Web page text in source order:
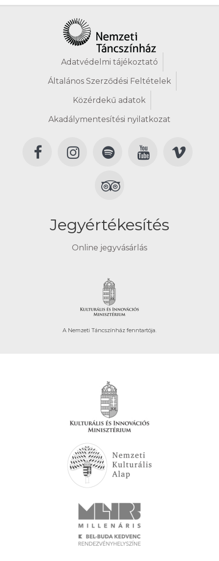
Adatvédelmi tájékoztató
Általános Szerződési Feltételek
Közérdekű adatok
Akadálymentesítési nyilatkozat
Jegyértékesítés
Online jegyvásárlás
A Nemzeti Táncszínház fenntartója.